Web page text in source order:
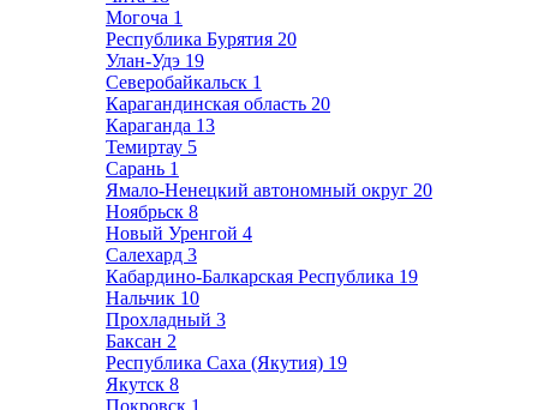
Могоча 1
Республика Бурятия 20
Улан-Удэ 19
Северобайкальск 1
Карагандинская область 20
Караганда 13
Темиртау 5
Сарань 1
Ямало-Ненецкий автономный округ 20
Ноябрьск 8
Новый Уренгой 4
Салехард 3
Кабардино-Балкарская Республика 19
Нальчик 10
Прохладный 3
Баксан 2
Республика Саха (Якутия) 19
Якутск 8
Покровск 1